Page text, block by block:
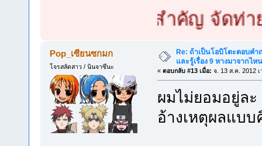
เล็กใหญ่ไม่สำคัญ จัดท่ายากไ
Pop_เซียนซกมก
โจรสลัดสาว / นินจาซึนะ
Re: ถ้าเป็นโอบิโตะตอบค
และรู้เรื่อง 9 หางมาจากไ
« ตอบกลับ #13 เมื่อ: จ. 13 ส.ค. 2012
ผมไม่ยอมอยู่ล
อ้างเหตุผลแบบ